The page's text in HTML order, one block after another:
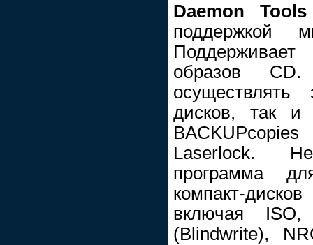
Daemon Tools
поддержкой
образов CD.
дисков, так и
Laserlock.
программа
компакт-
включая
(Blindwrite),